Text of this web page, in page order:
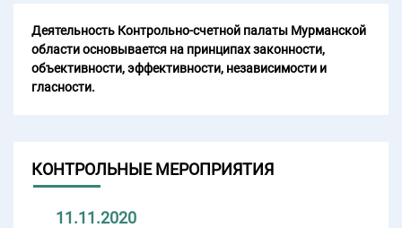
Деятельность Контрольно-счетной палаты Мурманской
области основывается на принципах законности,
объективности, эффективности, независимости и
гласности.
КОНТРОЛЬНЫЕ МЕРОПРИЯТИЯ
11.11.2020